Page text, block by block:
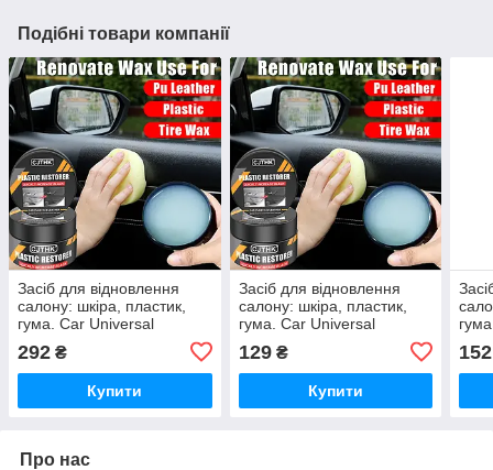
Подібні товари компанії
Засіб для відновлення
салону: шкіра, пластик,
гума. Car Universal
Polishing 200g
292 ₴
Купити
Засіб для відновлення
салону: шкіра, пластик,
гума. Car Universal
Polishing 50g
129₴
Купити
152
Про нас